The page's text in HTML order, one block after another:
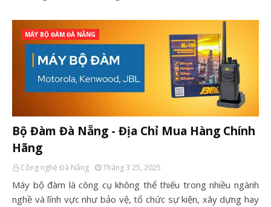
MÁY BỘ ĐÀM ĐÀ NẴNG
Bộ Đàm Đà Nẵng - Địa Chỉ Mua Hàng Chính
Hãng
Công nghệ Đà Nẵng Tháng 3 25, 2025
Máy bộ đàm là công cụ không thể thiếu trong nhiều ngành
nghề và lĩnh vực như bảo vệ, tổ chức sự kiện, xây dựng hay